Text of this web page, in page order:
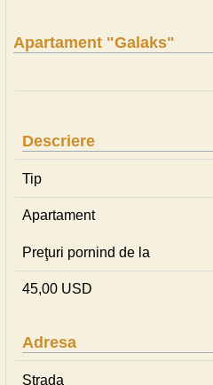
Apartament "Galaks"
Descriere
Tip
Apartament
Preţuri pornind de la
45,00 USD
Adresa
Strada